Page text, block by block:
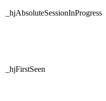
_hjAbsoluteSessionInProgress
_hjFirstSeen